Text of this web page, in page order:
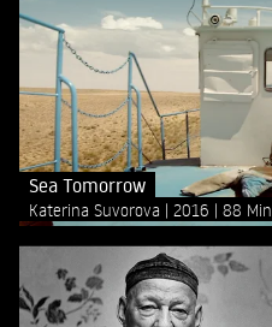
Sea Tomorrow
Katerina Suvorova 2016 88 Min